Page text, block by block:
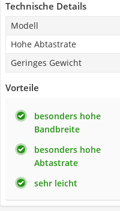
Technische Details
Modell
Hohe Abtastrate
Geringes Gewicht
Vorteile
besonders hohe
Bandbreite
besonders hohe
Abtastrate
sehr leicht